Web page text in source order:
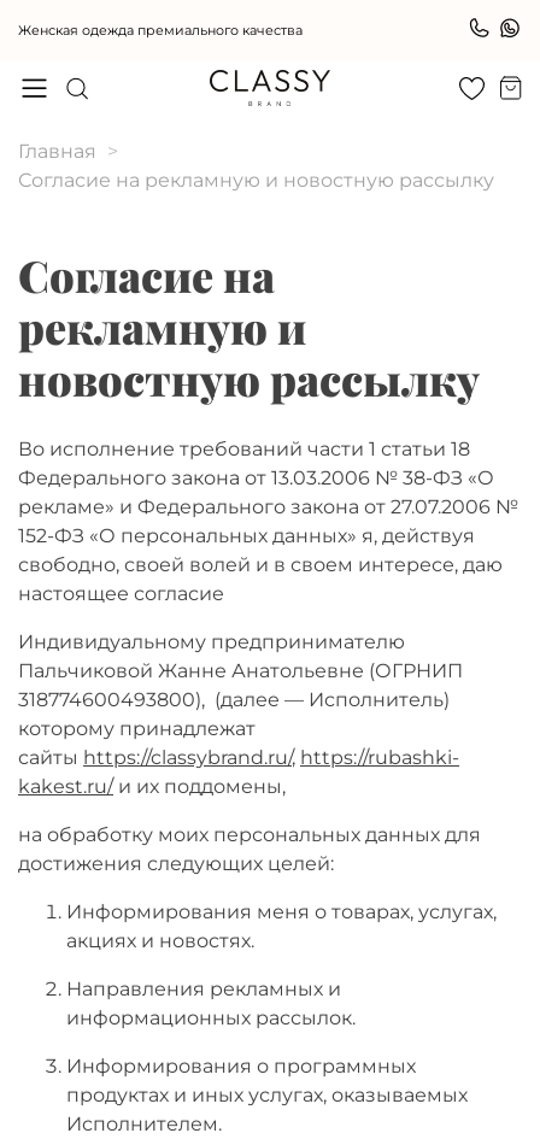
Женская одежда премиального качества
Главная
Согласие на рекламную и новостную рассылку
Согласие на
рекламную и
новостную рассылку
Во исполнение требований части 1 статьи 18
Федерального закона от 13.03.2006 № 38-ФЗ «О
рекламе» и Федерального закона от 27.07.2006 №
152-ФЗ «О персональных данных» я, действуя
свободно, своей волей и в своем интересе, даю
настоящее согласие
Индивидуальному предпринимателю
Пальчиковой Жанне Анатольевне (ОГРНИП
318774600493800), (далее — Исполнитель)
которому принадлежат
сайты https://classybrand.ru/, https://rubashki-
kakest.ru/и их поддомены,
на обработку моих персональных данных для
достижения следующих целей:
Информирования меня о товарах, услугах,
акциях и новостях.
Направления рекламных и
информационных рассылок.
Информирования о программных
продуктах и иных услугах, оказываемых
Исполнителем.